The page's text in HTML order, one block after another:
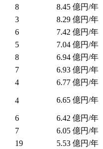
8 8.45 億円/年
3 8.29 億円/年
6 7.42 億円/年
5 7.04 億円/年
8 6.94 億円/年
7 6.93 億円/年
4 6.77 億円/年
4 6.65 億円/年
6 6.42 億円/年
7 6.05 億円/年
19 5.53 億円/年